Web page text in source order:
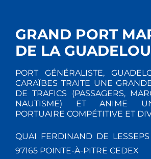
GRAND PORT
DE LA
PORT GÉNÉRALISTE,
CARAÏBES TRAITE UNE
DE TRAFICS (PASSAGERS,
NAUTISME) ET ANIME
PORTUAIRE COMPÉTITIVE ET
QUAI FERDINAND DE
97165 POINTE-À-PITRE CEDEX